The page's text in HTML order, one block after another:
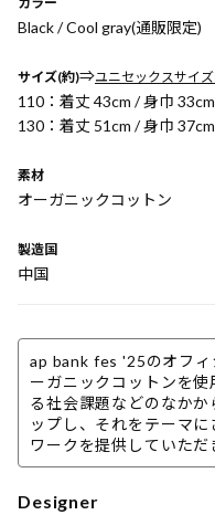
Black / Cool gray(通販限定)
サイズ(約)⇒ユニセックスサイ
110：着丈 43cm / 身巾
130：着丈 51cm / 身巾
素材
オーガニックコットン
製造国
中国
ap bank fes '25のオフ
ーガニックコットンを
る社会課題などのなか
ップし、それをテーマ
ワークを提供していただ
Designer